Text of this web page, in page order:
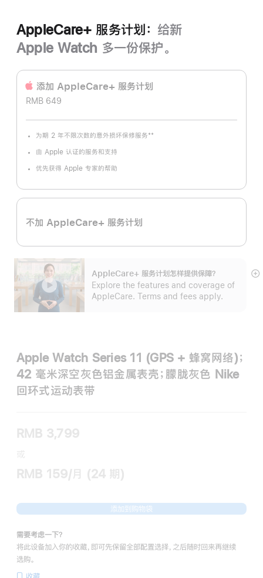
AppleCare+ 服务计划： 给新
Apple Watch 多一份保护。
添加 AppleCare+ 服务计‍划
RMB 649
为期 2 年不限次数的意外损坏保修服务
注
**
由 Apple 认证的服务和支持
优先获得 Apple 专家的帮助
不加 AppleCare+ 服务计划
AppleCare+ 服务计划怎样提供保⁠障？
Explore the features and coverage of
AppleCare. Terms and fees apply.
展
Apple Watch Series 11 (GPS + 蜂窝网络)；
42 毫米深空灰色铝金属表壳；朦胧灰色 Nike
回环式运动表带
RMB 3,799
或
RMB 159/月 (24 期)
添加到购物袋
需要考虑一下？
将此设备加入你的收藏，即可先保留全部配置选择，之后随时回来再继续
选购。
收藏